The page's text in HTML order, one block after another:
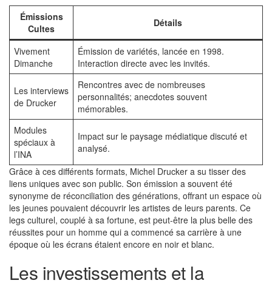
Émissions
Cultes
Détails
Vivement
Dimanche
Émission de variétés, lancée en 1998.
Interaction directe avec les invités.
Les interviews
de Drucker
Rencontres avec de nombreuses
personnalités; anecdotes souvent
mémorables.
Modules
spéciaux à
l’INA
Impact sur le paysage médiatique discuté et
analysé.
Grâce à ces différents formats, Michel Drucker a su tisser des
liens uniques avec son public. Son émission a souvent été
synonyme de réconciliation des générations, offrant un espace où
les jeunes pouvaient découvrir les artistes de leurs parents. Ce
legs culturel, couplé à sa fortune, est peut-être la plus belle des
réussites pour un homme qui a commencé sa carrière à une
époque où les écrans étaient encore en noir et blanc.
Les investissements et la